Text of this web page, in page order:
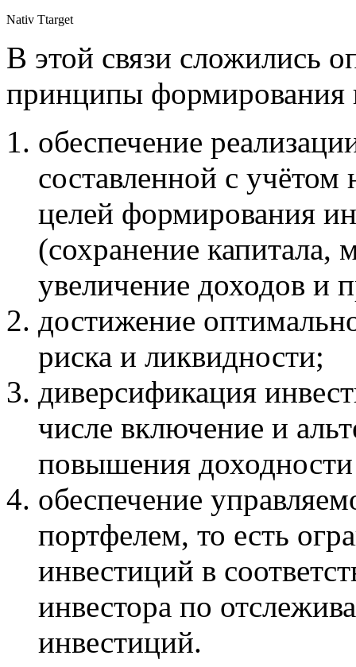
Nativ Ttarget
В этой связи сложились
принципы формирования
обеспечение
составленной с
целей формирования
(сохранение капитала,
увеличение доходов и
достижение
риска и ликвидности;
диверсификация
числе включение и
повышения
обеспечение
портфелем, то есть
инвестиций в
инвестора по
инвестиций.